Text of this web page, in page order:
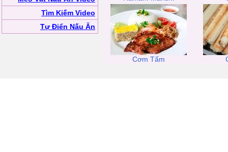
Tìm Kiếm Video
Tự Điển Nấu Ăn
Cơm Tấm